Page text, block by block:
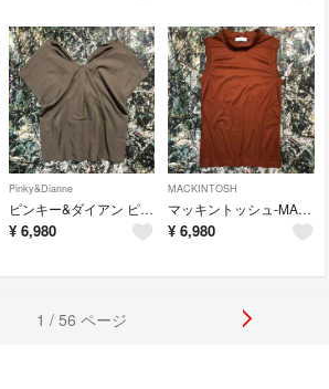
Pinky&Dianne
ピンキー&ダイアン ピンダイ-PINKY&DIANNE-ギャザーブラウス
¥ 6,980
MACKINTOSH
マッキントッシュ-MACKINTOSH-ノースリーブプルオーバー
¥ 6,980
1 / 56 ページ